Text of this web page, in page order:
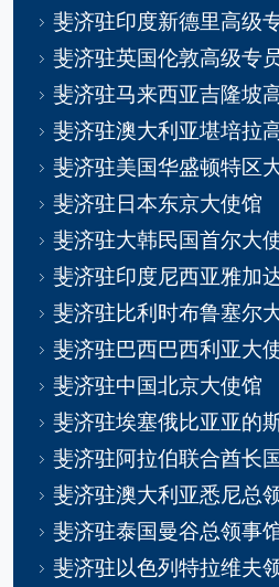
斐济驻印度新德里高级
斐济驻英国伦敦高级专
斐济驻马来西亚吉隆坡
斐济驻澳大利亚堪培拉
斐济驻美国华盛顿特区
斐济驻日本东京大使馆
斐济驻大韩民国首尔大
斐济驻印度尼西亚雅加
斐济驻比利时布鲁塞尔
斐济驻巴西巴西利亚大
斐济驻中国北京大使馆
斐济驻埃塞俄比亚亚的
斐济驻阿拉伯联合酋长
斐济驻澳大利亚悉尼总
斐济驻泰国曼谷总领事
斐济驻以色列特拉维夫